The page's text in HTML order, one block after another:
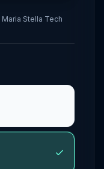
Maria Stella Tech